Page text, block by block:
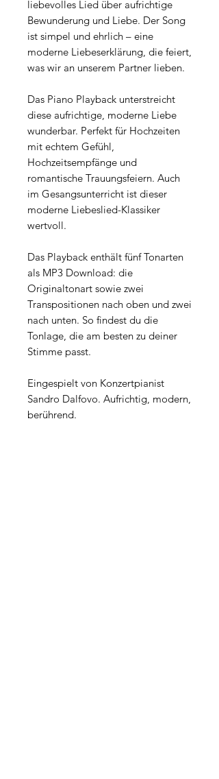
liebevolles Lied über aufrichtige
Bewunderung und Liebe. Der Song
ist simpel und ehrlich – eine
moderne Liebeserklärung, die feiert,
was wir an unserem Partner lieben.
Das Piano Playback unterstreicht
diese aufrichtige, moderne Liebe
wunderbar. Perfekt für Hochzeiten
mit echtem Gefühl,
Hochzeitsempfänge und
romantische Trauungsfeiern. Auch
im Gesangsunterricht ist dieser
moderne Liebeslied-Klassiker
wertvoll.
Das Playback enthält fünf Tonarten
als MP3 Download: die
Originaltonart sowie zwei
Transpositionen nach oben und zwei
nach unten. So findest du die
Tonlage, die am besten zu deiner
Stimme passt.
Eingespielt von Konzertpianist
Sandro Dalfovo. Aufrichtig, modern,
berührend.